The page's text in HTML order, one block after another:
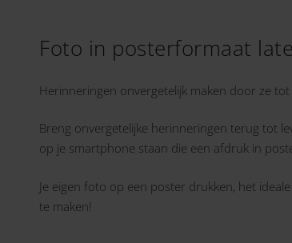
Foto in posterformaat
Herinneringen onvergetelijk maken door ze
Breng onvergetelijke herinneringen terug tot
op je smartphone staan die een afdruk in
Je eigen foto op een poster drukken, het
te maken!